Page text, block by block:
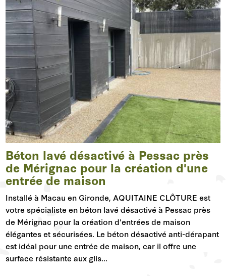
Béton lavé désactivé à Pessac près
de Mérignac pour la création d'une
entrée de maison
Installé à Macau en Gironde, AQUITAINE CLÔTURE est
votre spécialiste en béton lavé désactivé à Pessac près
de Mérignac pour la création d'entrées de maison
élégantes et sécurisées. Le béton désactivé anti-dérapant
est idéal pour une entrée de maison, car il offre une
surface résistante aux glis...